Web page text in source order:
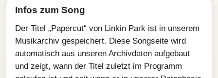
Infos zum Song
Der Titel „Papercut“ von Linkin Park ist in unserem
Musikarchiv gespeichert. Diese Songseite wird
automatisch aus unseren Archivdaten aufgebaut
und zeigt, wann der Titel zuletzt im Programm